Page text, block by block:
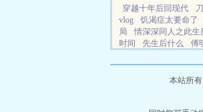
穿越十年后回现代
vlog
饥渴症太要命了
局
情深深同人之此生
时间
先生后什么 傅
电视剧大结局
特种兵
霸道王爷的出逃王妃
如果让你
本站所